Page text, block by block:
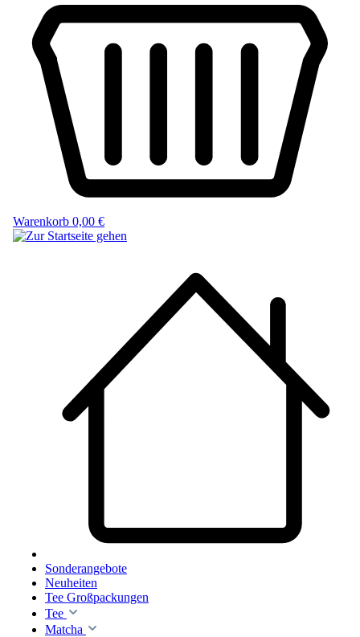
Warenkorb 0,00 €
Sonderangebote
Neuheiten
Tee Großpackungen
Tee
Matcha